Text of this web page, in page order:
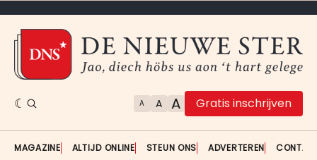
A A A Gratis inschrijven
MAGAZINE ALTIJD ONLINE STEUN ONS ADVERTEREN